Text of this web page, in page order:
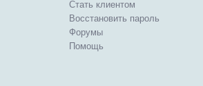
Стать клиентом
Восстановить пароль
Форумы
Помощь